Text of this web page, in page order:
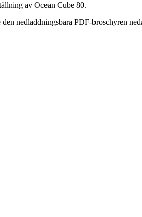
av Ocean Cube 80.
nedladdningsbara PDF-broschyren